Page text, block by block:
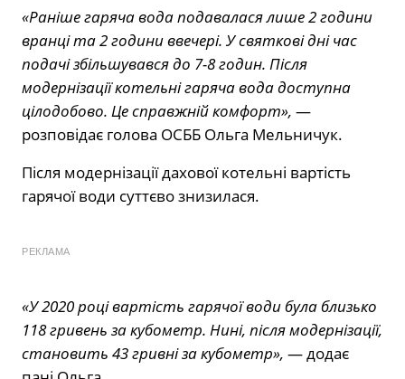
«Раніше гаряча вода подавалася лише 2 години
вранці та 2 години ввечері. У святкові дні час
подачі збільшувався до 7-8 годин. Після
модернізації котельні гаряча вода доступна
цілодобово. Це справжній комфорт», —
розповідає голова ОСББ Ольга Мельничук.
Після модернізації дахової котельні вартість
гарячої води суттєво знизилася.
РЕКЛАМА
«У 2020 році вартість гарячої води була близько
118 гривень за кубометр. Нині, після модернізації,
становить 43 гривні за кубометр», — додає